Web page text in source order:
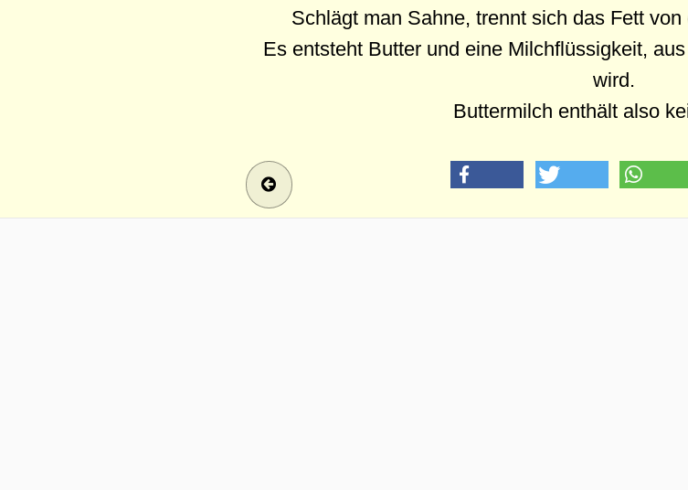
Schlägt man Sahne, trennt sich das Fett
Es entsteht Butter und eine Milchflüssigkeit,
wird.
Buttermilch enthält also